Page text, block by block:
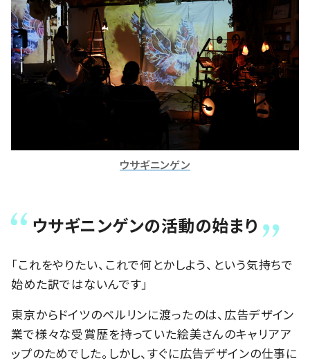
ウサギニンゲン
ウサギニンゲンの活動の始まり
「これをやりたい、これで何とかしよう、という気持ちで
始めた訳ではないんです」
東京からドイツのベルリンに渡ったのは、広告デザイン
業で様々な受賞歴を持っていた絵美さんのキャリアア
ップのためでした。しかし、すぐに広告デザインの仕事に